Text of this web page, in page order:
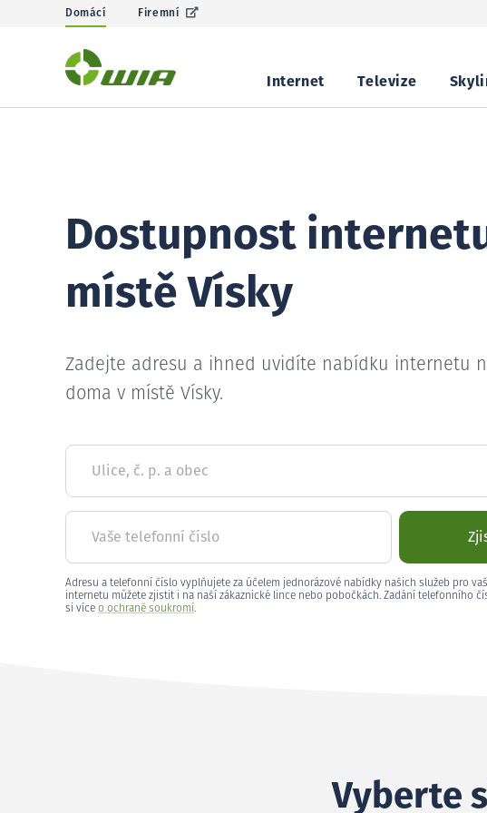
Domácí Firemní
Internet Televize
Dostupnost
místě Vísky
Zadejte adresu a ihned uvidíte nabídku internetu
doma v místě Vísky.
Ulice, č. p. a obec
Vaše telefonní číslo
Adresu a telefonní číslo vyplňujete za účelem jednorázové nabídky našich služeb pro
internetu můžete zjistit i na naší zákaznické lince nebo pobočkách. Zadání telefonního
si více o ochraně soukromí.
Vyberte